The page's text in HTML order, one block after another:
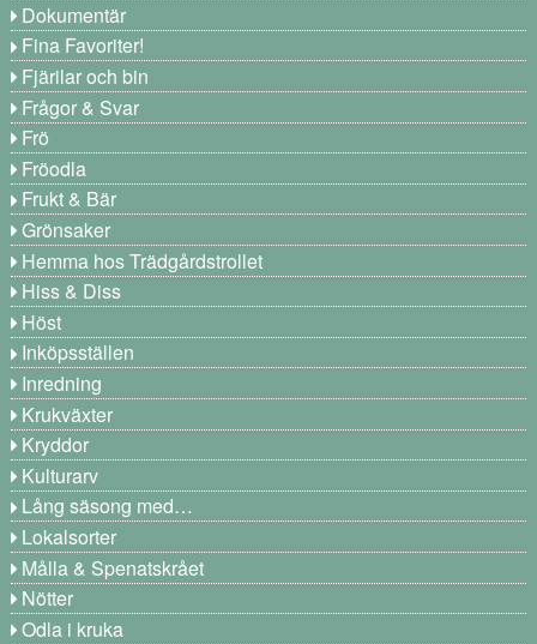
Dokumentär
Fina Favoriter!
Fjärilar och bin
Frågor & Svar
Frö
Fröodla
Frukt & Bär
Grönsaker
Hemma hos Trädgårdstrollet
Hiss & Diss
Höst
Inköpsställen
Inredning
Krukväxter
Kryddor
Kulturarv
Lång säsong med…
Lokalsorter
Målla & Spenatskrået
Nötter
Odla i kruka